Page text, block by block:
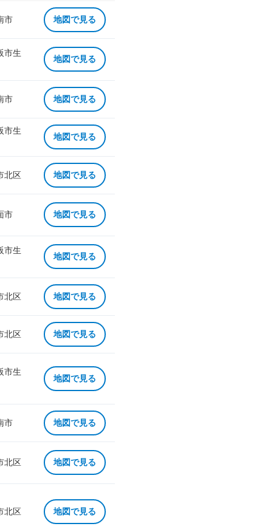
市 地図で見る
市生
地図で見る
市 地図で見る
市生
地図で見る
北区 地図で見る
市 地図で見る
市生
地図で見る
北区 地図で見る
北区 地図で見る
市生
地図で見る
市 地図で見る
北区 地図で見る
北区 地図で見る